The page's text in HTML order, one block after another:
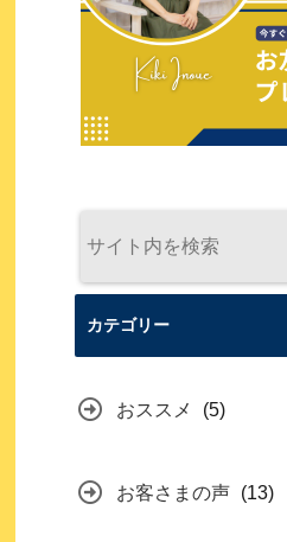
カテゴリー
おススメ (5)
お客さまの声 (13)